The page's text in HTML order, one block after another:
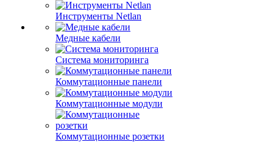
Инструменты Netlan
Медные кабели
Система мониторинга
Коммутационные панели
Коммутационные модули
Коммутационные розетки